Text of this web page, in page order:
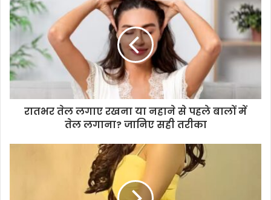
रातभर तेल लगाए रखना या नहाने से पहले बालों में
तेल लगाना? जानिए सही तरीका